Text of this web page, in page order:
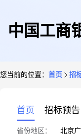
中国工商
您当前的位置： 首页 招
首页 招标预告
省份地区： 北京